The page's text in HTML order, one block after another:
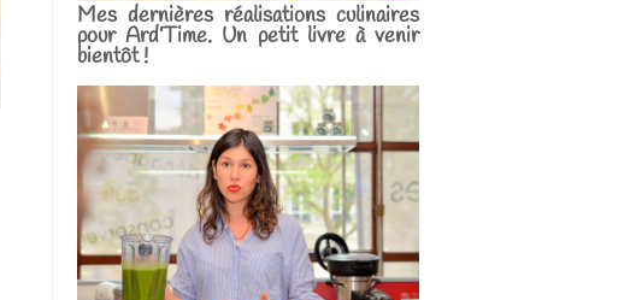
Mes dernières réalisations culinaires
pour Ard’Time. Un petit livre à venir
bientôt !